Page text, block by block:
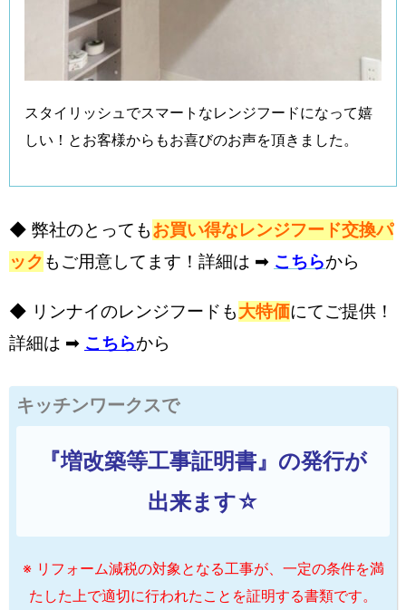
スタイリッシュでスマートなレンジフードになって嬉
しい！とお客様からもお喜びのお声を頂きました。
◆ 弊社のとってもお買い得なレンジフード交換パ
ック もご用意してます！詳細は ➡ こちらから
◆ リンナイのレンジフードも大特価にてご提供！
詳細は ➡ こちらから
キッチンワークスで
『増改築等工事証明書』の発行が
出来ます☆
※ リフォーム減税の対象となる工事が、一定の条件を満
たした上で適切に行われたことを証明する書類です。